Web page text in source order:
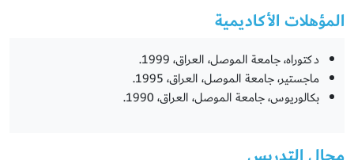
المؤهلات الأكاديمية
دكتوراه، جامعة الموصل، العراق، 1999.
ماجستير، جامعة الموصل، العراق، 1995.
بكالوريوس، جامعة الموصل، العراق، 1990.